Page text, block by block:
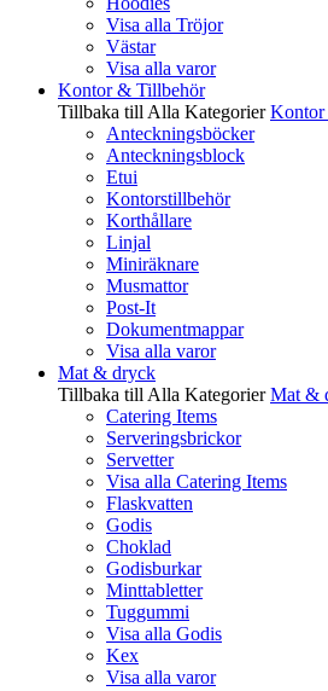
Visa alla Tröjor
Västar
Visa alla varor
Kontor & Tillbehör
Tillbaka till Alla Kategorier
Anteckningsböcker
Anteckningsblock
Etui
Kontorstillbehör
Korthållare
Linjal
Miniräknare
Musmattor
Post-It
Dokumentmappar
Visa alla varor
Mat & dryck
Tillbaka till Alla Kategorier Mat &
Catering Items
Serveringsbrickor
Servetter
Visa alla Catering Items
Flaskvatten
Godis
Choklad
Godisburkar
Minttabletter
Tuggummi
Visa alla Godis
Kex
Visa alla varor